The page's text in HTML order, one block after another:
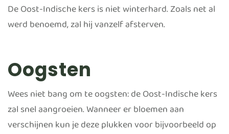
De Oost-Indische kers is niet winterhard. Zoals net al
werd benoemd, zal hij vanzelf afsterven.
Oogsten
Wees niet bang om te oogsten: de Oost-Indische kers
zal snel aangroeien. Wanneer er bloemen aan
verschijnen kun je deze plukken voor bijvoorbeeld op